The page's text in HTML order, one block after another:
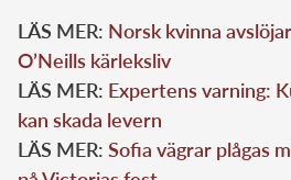
LÄS MER: Norsk kvinna
O’Neills kärleksliv
LÄS MER: Expertens varning:
kan skada levern
LÄS MER: Sofia vägrar plågas